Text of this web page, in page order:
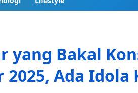
yang Bakal
Ada Idola